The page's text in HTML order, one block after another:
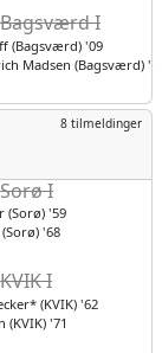
Bagsværd I
(Bagsværd) '09
Madsen (Bagsværd)
8 tilmeldinger
Sorø I
(Sorø) '59
'68
KVIK I
(KVIK) '62
(KVIK) '71